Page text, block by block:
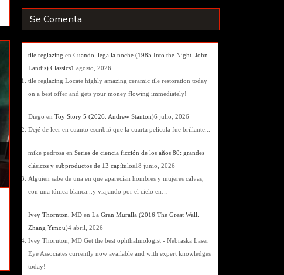
Se Comenta
tile reglazing en Cuando llega la noche (1985 Into the Night. John
Landis) Classics1 agosto, 2026
tile reglazing Locate highly amazing ceramic tile restoration today
on a best offer and gets your money flowing immediately!
Diego en Toy Story 5 (2026. Andrew Stanton)6 julio, 2026
Dejé de leer en cuanto escribió que la cuarta película fue brillante...
mike pedrosa en Series de ciencia ficción de los años 80: grandes
clásicos y subproductos de 13 capítulos18 junio, 2026
Alguien sabe de una en que aparecían hombres y mujeres calvas,
con una túnica blanca...y viajando por el cielo en…
Ivey Thornton, MD en La Gran Muralla (2016 The Great Wall.
Zhang Yimou)4 abril, 2026
Ivey Thornton, MD Get the best ophthalmologist - Nebraska Laser
Eye Associates currently now available and with expert knowledges
today!